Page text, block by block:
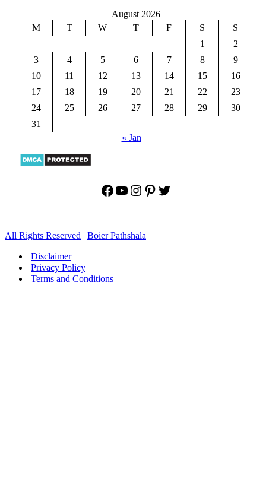
August 2026
M
T W T F S
S
1
2
3
4 5 6 7 8
9
10
11 12 13 14 15
16
17
18 19 20 21 22
23
24
25 26 27 28 29
30
31
« Jan
Facebook
YouTube
Instagram
Pinterest
Twitter
All Rights Reserved | Boier Pathshala
Disclaimer
Privacy Policy
Terms and Conditions